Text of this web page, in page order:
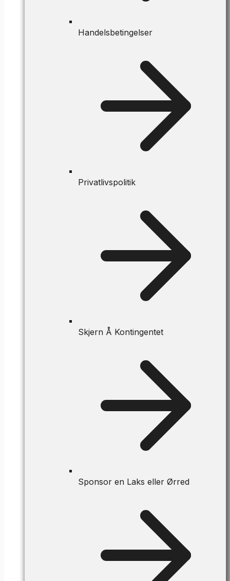
Handelsbetingelser
Privatlivspolitik
Skjern Å Kontingentet
Sponsor en Laks eller Ørred